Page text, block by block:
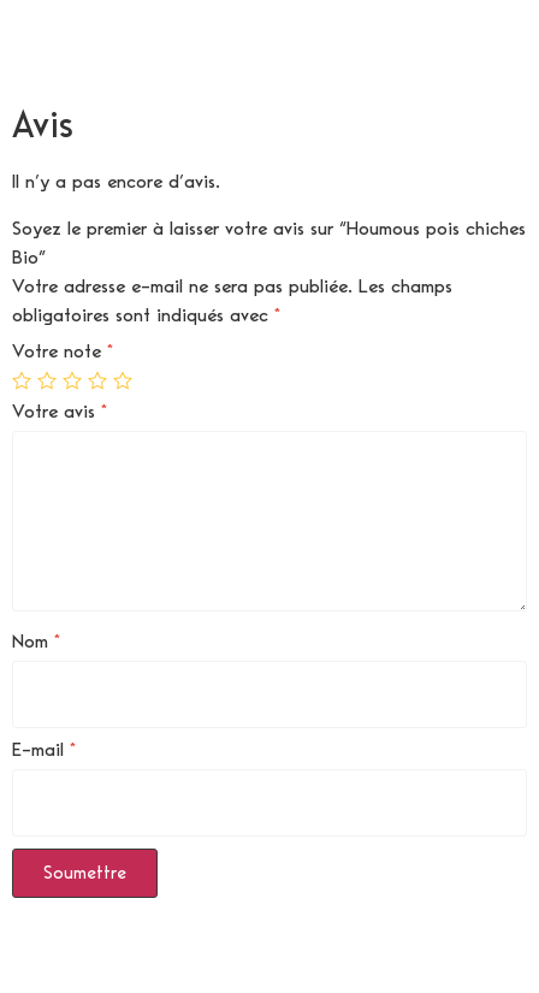
Avis
Il n’y a pas encore d’avis.
Soyez le premier à laisser votre avis sur “Houmous pois chiches
Bio”
Votre adresse e-mail ne sera pas publiée. Les champs
obligatoires sont indiqués avec *
Votre note *
Votre avis *
Nom *
E-mail *